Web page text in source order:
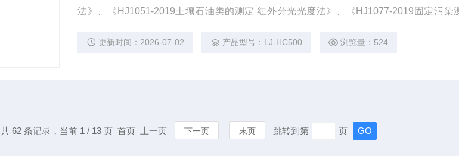
法》、《HJ1051-2019土壤石油类的测定 红外分光光度法》、《HJ1077-2019固定污染
水、土壤、固定污染源废气、油烟和油雾中含油量测定的专用红外光谱分析仪器。
更新时间：2026-07-02 产品型号：LJ-HC500 浏览量：524
共 62 条记录，当前 1 / 13 页 首页 上一页 下一页 末页 跳转到第 页